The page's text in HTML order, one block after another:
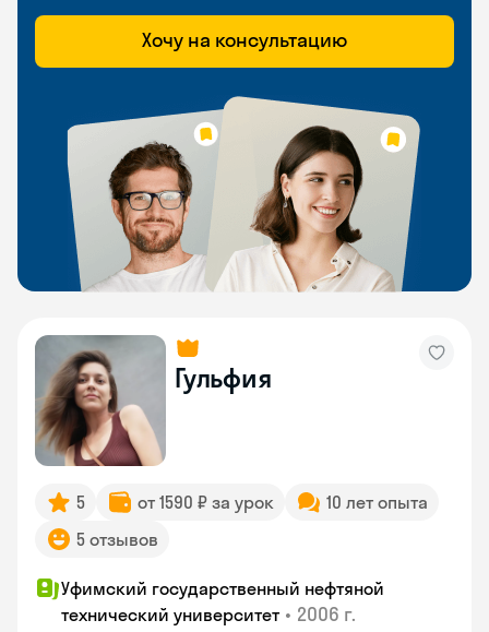
Хочу на консультацию
Гульфия
5 от 1590 ₽ за урок
10 лет опыта
5 отзывов
Уфимский государственный нефтяной
технический университет • 2006 г.